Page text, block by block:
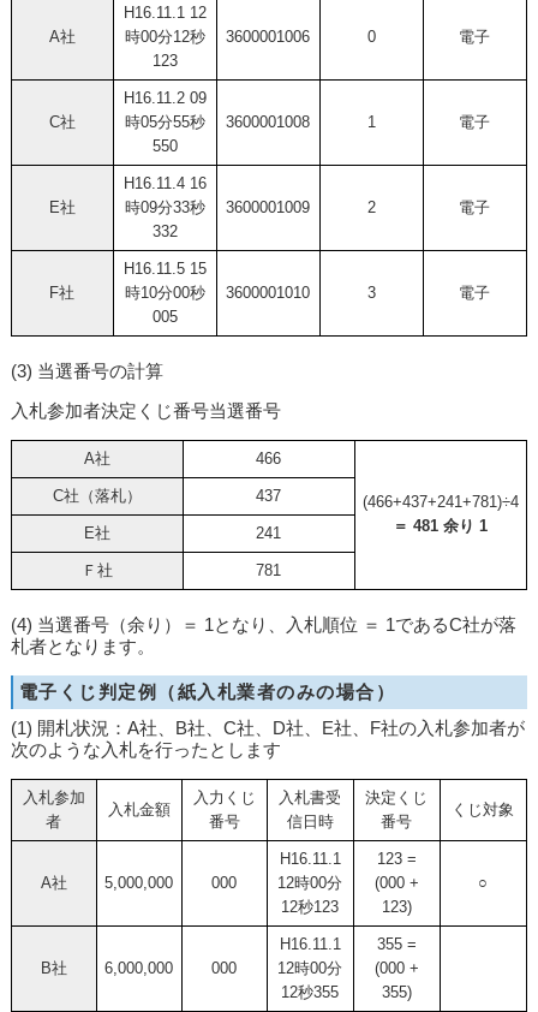
A社
H16.11.1 12
時00分12秒
123
3600001006 0 電子
C社
H16.11.2 09
時05分55秒
550
3600001008 1 電子
E社
H16.11.4 16
時09分33秒
332
3600001009 2 電子
F社
H16.11.5 15
時10分00秒
005
3600001010 3 電子
(3) 当選番号の計算
入札参加者決定くじ番号当選番号
A社 466
(466+437+241+781)÷4
＝ 481 余り 1
C社（落札） 437
E社 241
Ｆ社 781
(4) 当選番号（余り）＝ 1となり、入札順位 ＝ 1であるC社が落
札者となります。
電子くじ判定例（紙入札業者のみの場合）
(1) 開札状況：A社、B社、C社、D社、E社、F社の入札参加者が
次のような入札を行ったとします
入札参加
者
入札金額
入力くじ
番号
入札書受
信日時
決定くじ
番号
くじ対象
A社 5,000,000 000
H16.11.1
12時00分
12秒123
123 =
(000 +
123)
○
B社 6,000,000 000
H16.11.1
12時00分
12秒355
355 =
(000 +
355)